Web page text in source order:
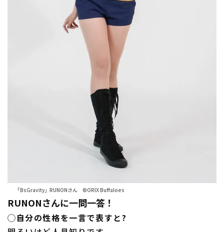
「BsGravity」RUNONさん ©ORIX Buffaloes
RUNONさんに一問一答！
◯自分の性格を一言で表すと?